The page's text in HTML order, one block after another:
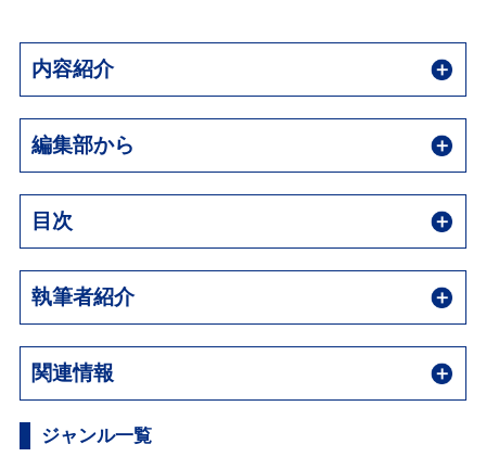
内容紹介
編集部から
目次
執筆者紹介
関連情報
ジャンル一覧